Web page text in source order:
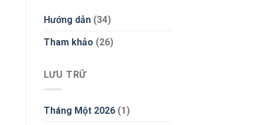
Hướng dẫn(34)
Tham khảo (26)
LƯU TRỮ
Tháng Một 2026(1)